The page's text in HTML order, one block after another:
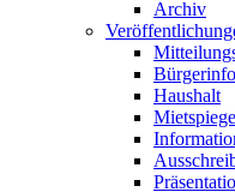
Archiv
Haushalt